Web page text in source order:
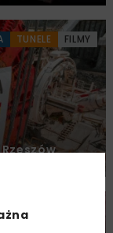
TUNELE FILMY
KOLEJ